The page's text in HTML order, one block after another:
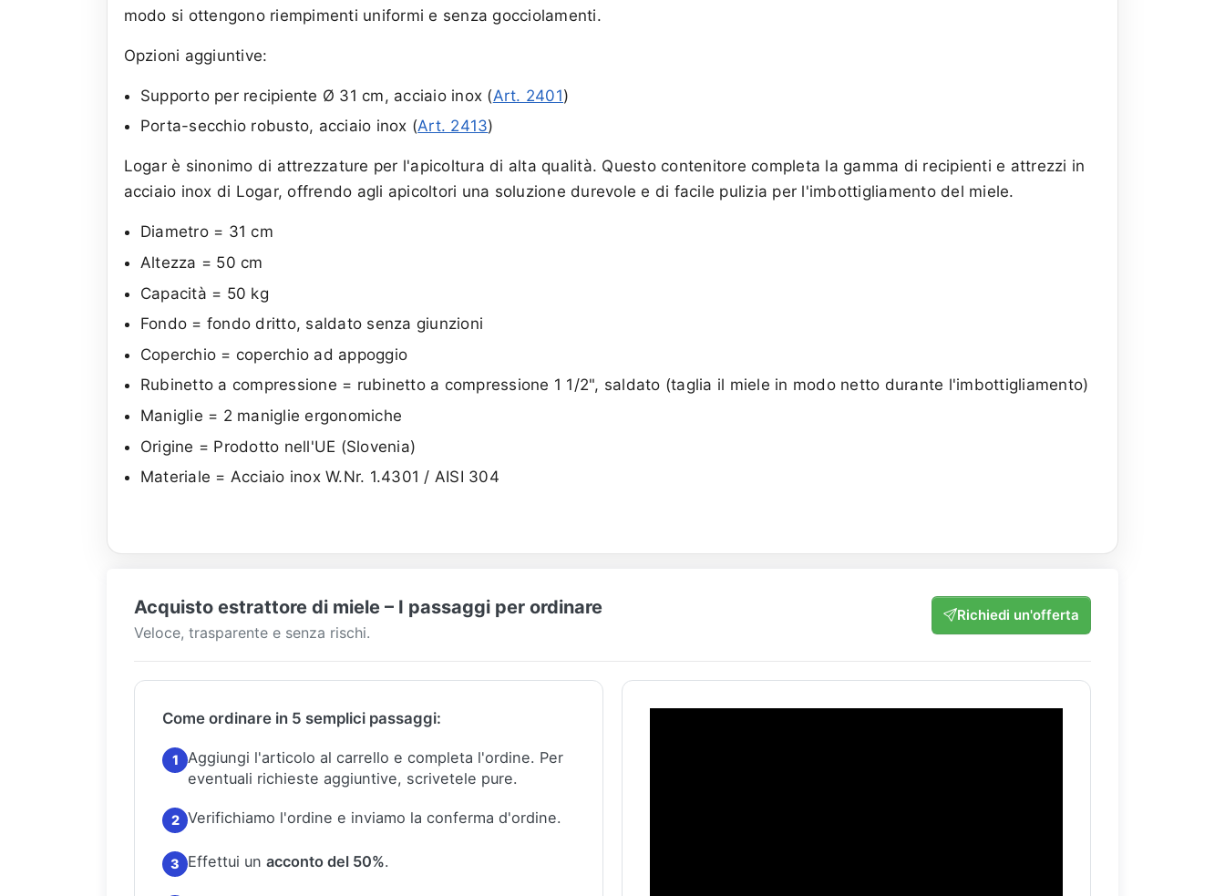
modo si ottengono riempimenti uniformi e senza gocciolamenti.
Opzioni aggiuntive:
Supporto per recipiente Ø 31 cm, acciaio inox (Art. 2401)
Porta-secchio robusto, acciaio inox (Art. 2413)
Logar è sinonimo di attrezzature per l'apicoltura di alta qualità. Questo contenitore completa la gamma di recipienti e attrezzi in
acciaio inox di Logar, offrendo agli apicoltori una soluzione durevole e di facile pulizia per l'imbottigliamento del miele.
Diametro = 31 cm
Altezza = 50 cm
Capacità = 50 kg
Fondo = fondo dritto, saldato senza giunzioni
Coperchio = coperchio ad appoggio
Rubinetto a compressione = rubinetto a compressione 1 1/2", saldato (taglia il miele in modo netto durante l'imbottigliamento)
Maniglie = 2 maniglie ergonomiche
Origine = Prodotto nell'UE (Slovenia)
Materiale = Acciaio inox W.Nr. 1.4301 / AISI 304
Acquisto estrattore di miele – I passaggi per ordinare
Veloce, trasparente e senza rischi.
Richiedi un'offerta
Come ordinare in 5 semplici passaggi:
1 Aggiungi l'articolo al carrello e completa l'ordine. Per
eventuali richieste aggiuntive, scrivetele pure.
2 Verifichiamo l'ordine e inviamo la conferma d'ordine.
3 Effettui un acconto del 50%.